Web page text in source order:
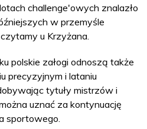
challenge'owych znalazło
w przemyśle
u Krzyżana.
polskie załogi odnoszą także
precyzyjnym i lataniu
tytuły mistrzów i
uznać za kontynuację
sportowego.